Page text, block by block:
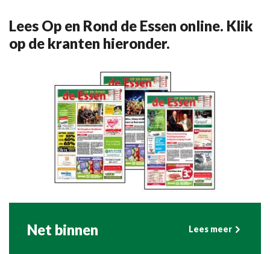
Lees Op en Rond de Essen online. Klik
op de kranten hieronder.
Net binnen Lees meer